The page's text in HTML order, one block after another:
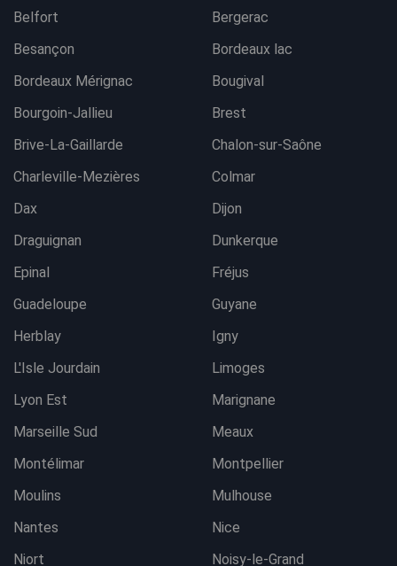
Belfort
Bergerac
Besançon
Bordeaux lac
Bordeaux Mérignac
Bougival
Bourgoin-Jallieu
Brest
Brive-La-Gaillarde
Chalon-sur-Saône
Charleville-Mezières
Colmar
Dax
Dijon
Draguignan
Dunkerque
Epinal
Fréjus
Guadeloupe
Guyane
Herblay
Igny
L'Isle Jourdain
Limoges
Lyon Est
Marignane
Marseille Sud
Meaux
Montélimar
Montpellier
Moulins
Mulhouse
Nantes
Nice
Niort
Noisy-le-Grand